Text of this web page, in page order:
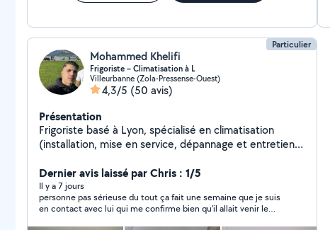
Particulier
Mohammed Khelifi
Frigoriste – Climatisation à L
Villeurbanne (Zola-Pressense-Ouest)
4,3/5 (50 avis)
Présentation
Frigoriste basé à Lyon, spécialisé en climatisation
(installation, mise en service, dépannage et entretien
rapidement en période de forte chaleur _Camion
disponible pour transport et livraison de meubles et
matériel. Montage et démontage de mobilier (cuisines,
armoires, lits, tables). Services de peinture et
Dernier avis laissé par Chris : 1/5
Il y a 7 jours
personne pas sérieuse du tout ça fait une semaine que je suis
en contact avec lui qui me confirme bien qu'il allait venir le